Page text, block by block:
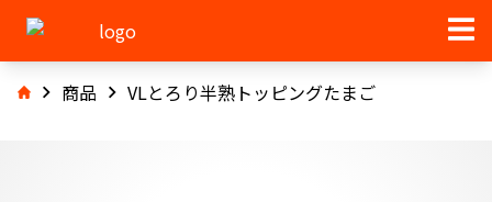
商品 VLとろり半熟トッピングたまご